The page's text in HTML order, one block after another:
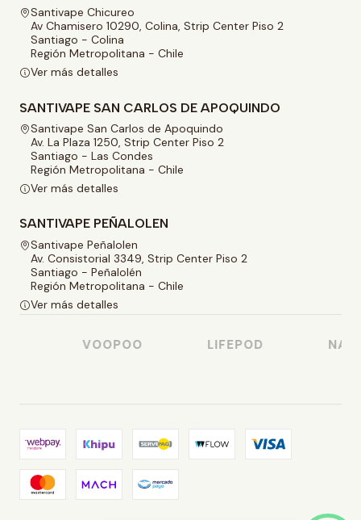
Santivape Chicureo
Av Chamisero 10290, Colina, Strip Center Piso 2
Santiago - Colina
Región Metropolitana - Chile
Ver más detalles
SANTIVAPE SAN CARLOS DE APOQUINDO
Santivape San Carlos de Apoquindo
Av. La Plaza 1250, Strip Center Piso 2
Santiago - Las Condes
Región Metropolitana - Chile
Ver más detalles
SANTIVAPE PEÑALOLEN
Santivape Peñalolen
Av. Consistorial 3349, Strip Center Piso 2
Santiago - Peñalolén
Región Metropolitana - Chile
Ver más detalles
VOOPOO LIFEPOD